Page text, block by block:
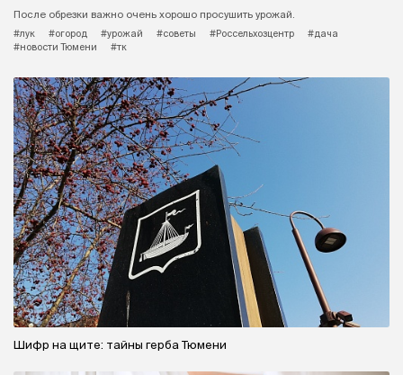
После обрезки важно очень хорошо просушить урожай.
#лук
#огород #урожай #советы #Россельхозцентр
#дача
#новости Тюмени
#тк
Шифр на щите: тайны герба Тюмени